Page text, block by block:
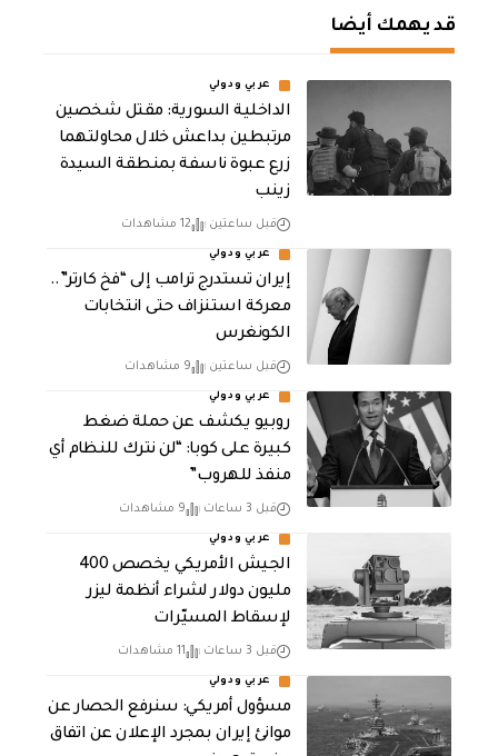
قد يهمك أيضا
عربي ودولي
الداخلية السورية: مقتل شخصين
مرتبطين بداعش خلال محاولتهما
زرع عبوة ناسفة بمنطقة السيدة
زينب
قبل ساعتين 12 مشاهدات
عربي ودولي
إيران تستدرج ترامب إلى “فخ كارتر”..
معركة استنزاف حتى انتخابات
الكونغرس
قبل ساعتين 9 مشاهدات
عربي ودولي
روبيو يكشف عن حملة ضغط
كبيرة على كوبا: “لن نترك للنظام أي
منفذ للهروب”
قبل 3 ساعات 9 مشاهدات
عربي ودولي
الجيش الأمريكي يخصص 400
مليون دولار لشراء أنظمة ليزر
لإسقاط المسيّرات
قبل 3 ساعات 11 مشاهدات
عربي ودولي
مسؤول أمريكي: سنرفع الحصار عن
موانئ إيران بمجرد الإعلان عن اتفاق